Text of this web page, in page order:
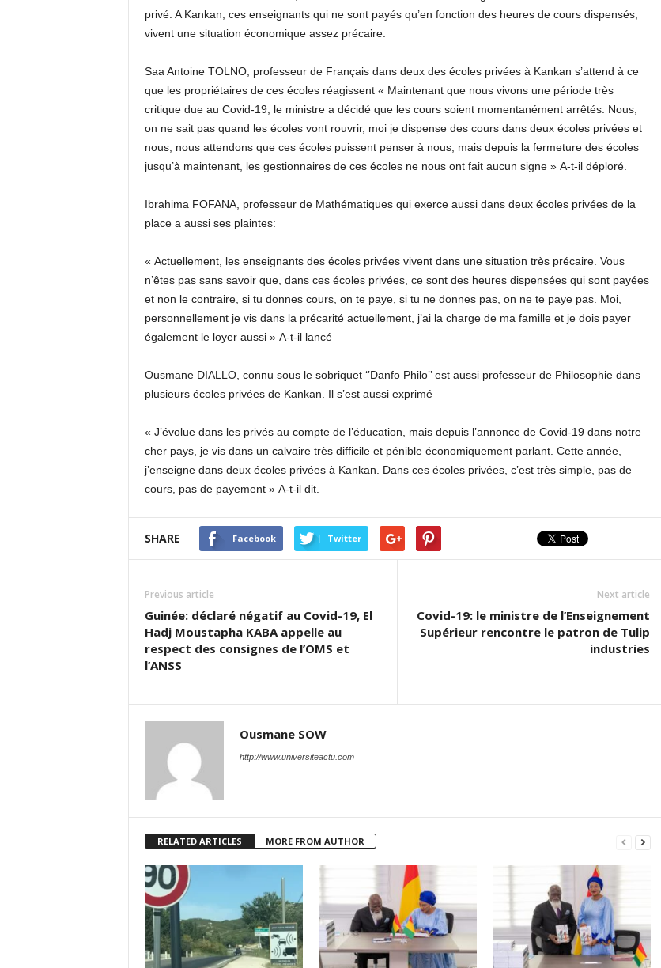
privé. A Kankan, ces enseignants qui ne sont payés qu’en fonction des heures de cours dispensés,
vivent une situation économique assez précaire.
Saa Antoine TOLNO, professeur de Français dans deux des écoles privées à Kankan s’attend à ce
que les propriétaires de ces écoles réagissent « Maintenant que nous vivons une période très
critique due au Covid-19, le ministre a décidé que les cours soient momentanément arrêtés. Nous,
on ne sait pas quand les écoles vont rouvrir, moi je dispense des cours dans deux écoles privées et
nous, nous attendons que ces écoles puissent penser à nous, mais depuis la fermeture des écoles
jusqu’à maintenant, les gestionnaires de ces écoles ne nous ont fait aucun signe » A-t-il déploré.
Ibrahima FOFANA, professeur de Mathématiques qui exerce aussi dans deux écoles privées de la
place a aussi ses plaintes:
« Actuellement, les enseignants des écoles privées vivent dans une situation très précaire. Vous
n’êtes pas sans savoir que, dans ces écoles privées, ce sont des heures dispensées qui sont payées
et non le contraire, si tu donnes cours, on te paye, si tu ne donnes pas, on ne te paye pas. Moi,
personnellement je vis dans la précarité actuellement, j’ai la charge de ma famille et je dois payer
également le loyer aussi » A-t-il lancé
Ousmane DIALLO, connu sous le sobriquet ‘’Danfo Philo’’ est aussi professeur de Philosophie dans
plusieurs écoles privées de Kankan. Il s’est aussi exprimé
« J’évolue dans les privés au compte de l’éducation, mais depuis l’annonce de Covid-19 dans notre
cher pays, je vis dans un calvaire très difficile et pénible économiquement parlant. Cette année,
j’enseigne dans deux écoles privées à Kankan. Dans ces écoles privées, c’est très simple, pas de
cours, pas de payement » A-t-il dit.
SHARE Facebook Twitter
Previous article
Guinée: déclaré négatif au Covid-19, El
Hadj Moustapha KABA appelle au
respect des consignes de l’OMS et
l’ANSS
Next article
Covid-19: le ministre de l’Enseignement
Supérieur rencontre le patron de Tulip
industries
Ousmane SOW
http://www.universiteactu.com
RELATED ARTICLES MORE FROM AUTHOR